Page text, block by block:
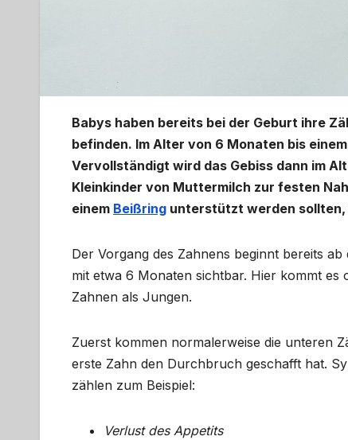
Babys haben bereits bei der Geburt ihre
befinden. Im Alter von 6 Monaten bis
Vervollständigt wird das Gebiss dann im
Kleinkinder von Muttermilch zur festen
einem Beißring unterstützt werden sollten,
Der Vorgang des Zahnens beginnt bereits
mit etwa 6 Monaten sichtbar. Hier kommt
Zahnen als Jungen.
Zuerst kommen normalerweise die unteren
erste Zahn den Durchbruch geschafft hat.
zählen zum Beispiel:
Verlust des Appetits